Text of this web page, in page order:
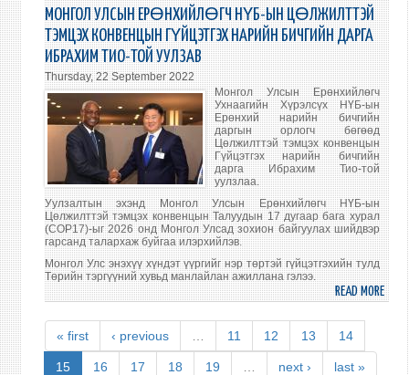
АВЧ
МОНГОЛ УЛСЫН ЕРӨНХИЙЛӨГЧ НҮБ-ЫН ЦӨЛЖИЛТТЭЙ
ТЭМЦЭХ КОНВЕНЦЫН ГҮЙЦЭТГЭХ НАРИЙН БИЧГИЙН ДАРГА
ИБРАХИМ ТИО-ТОЙ УУЛЗАВ
Thursday, 22 September 2022
Монгол Улсын Ерөнхийлөгч
Ухнаагийн Хүрэлсүх НҮБ-ын
Ерөнхий нарийн бичгийн
даргын орлогч бөгөөд
Цөлжилттэй тэмцэх конвенцын
Гүйцэтгэх нарийн бичгийн
дарга Ибрахим Тио-той
уулзлаа.
Уулзалтын эхэнд Монгол Улсын Ерөнхийлөгч НҮБ-ын
Цөлжилттэй тэмцэх конвенцын Талуудын 17 дугаар бага хурал
(СОР17)-ыг 2026 онд Монгол Улсад зохион байгуулах шийдвэр
гарсанд талархаж буйгаа илэрхийлэв.
Монгол Улс энэхүү хүндэт үүргийг нэр төртэй гүйцэтгэхийн тулд
Төрийн тэргүүний хувьд манлайлан ажиллана гэлээ.
READ MORE
НҮБ-
« first ‹ previous 11 12 13 14
15 16 17 18 19 next › last »